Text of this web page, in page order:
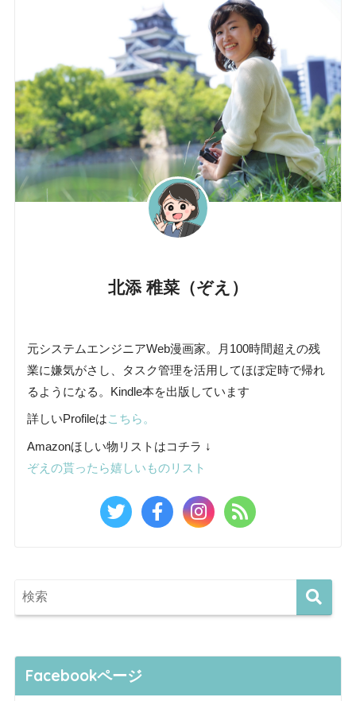
北添 稚菜（ぞえ）
元システムエンジニアWeb漫画家。月100時間超えの残
業に嫌気がさし、タスク管理を活用してほぼ定時で帰れ
るようになる。Kindle本を出版しています
詳しいProfileはこちら。
Amazonほしい物リストはコチラ ↓
ぞえの貰ったら嬉しいものリスト
Facebookページ